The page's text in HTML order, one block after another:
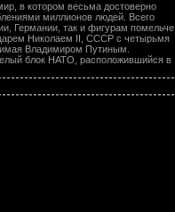
в котором весьма достоверно
миллионов людей. Всего
Германии, так и фигурам помельче
Николаем II, CCCР с четырьмя
Владимиром Путиным.
блок НАТО, расположившийся в